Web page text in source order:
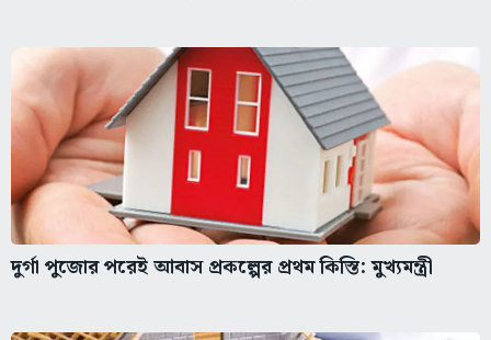
দুর্গা পুজোর পরেই আবাস প্রকল্পের প্রথম কিস্তি: মুখ্যমন্ত্রী